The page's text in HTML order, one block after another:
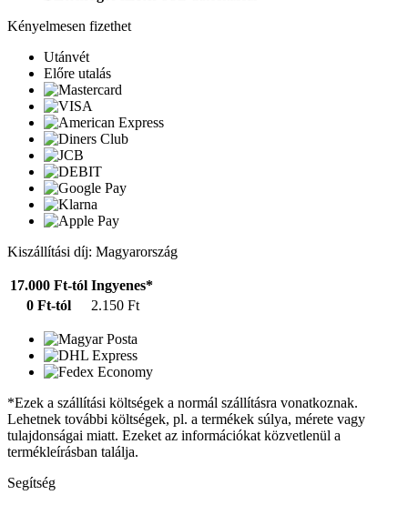
Kényelmesen fizethet
Utánvét
Előre utalás
Kiszállítási díj: Magyarország
17.000 Ft-tól Ingyenes*
0 Ft-tól
2.150 Ft
*Ezek a szállítási költségek a normál szállításra vonatkoznak.
Lehetnek további költségek, pl. a termékek súlya, mérete vagy
tulajdonságai miatt. Ezeket az információkat közvetlenül a
termékleírásban találja.
Segítség